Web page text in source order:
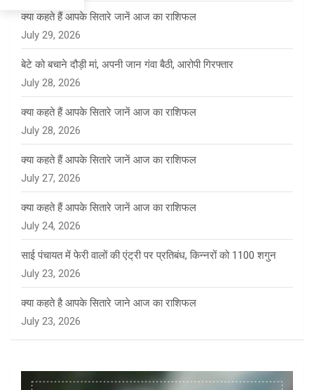
क्या कहते हैं आपके सितारे जानें आज का राशिफल
July 29, 2026
बेटे को बचाने दौड़ी मां, अपनी जान गंवा बैठी, आरोपी गिरफ्तार
July 28, 2026
क्या कहते हैं आपके सितारे जानें आज का राशिफल
July 28, 2026
क्या कहते हैं आपके सितारे जानें आज का राशिफल
July 27, 2026
क्या कहते हैं आपके सितारे जानें आज का राशिफल
July 24, 2026
साई पंचायत में फेरी वालों की एंट्री पर प्रतिबंध, किन्नरों को 1100 शगुन
July 23, 2026
क्या कहते है आपके सितारे जाने आज का राशिफल
July 23, 2026